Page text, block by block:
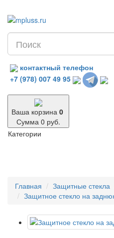
контактный телефон
+7 (978) 007 49 95
Ваша корзина 0
Сумма 0 руб.
Категории
Главная Защитные стекла
Защитное стекло на